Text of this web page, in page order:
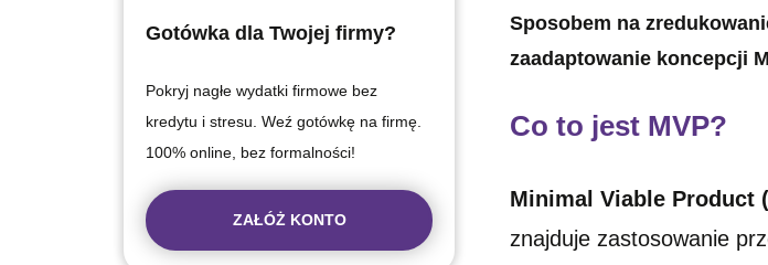
Gotówka dla Twojej firmy?
Pokryj nagłe wydatki firmowe bez
kredytu i stresu. Weź gotówkę na firmę.
100% online, bez formalności!
ZAŁÓŻ KONTO
Sposobem na
zaadaptowanie koncepcji
Co to jest MVP?
Minimal Viable Product
znajduje zastosowanie